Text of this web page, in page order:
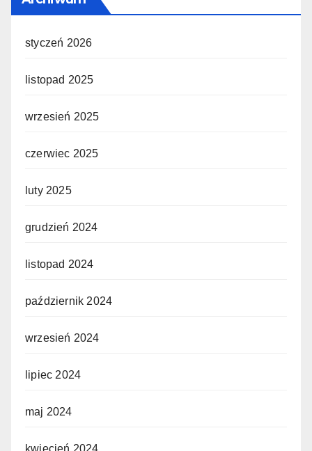
styczeń 2026
listopad 2025
wrzesień 2025
czerwiec 2025
luty 2025
grudzień 2024
listopad 2024
październik 2024
wrzesień 2024
lipiec 2024
maj 2024
kwiecień 2024